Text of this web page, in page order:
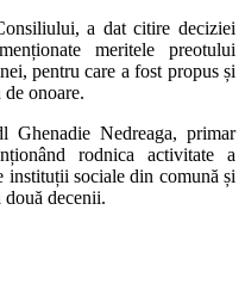
a dat citire deciziei
meritele preotului
pentru care a fost propus și
onoare.
Nedreaga, primar
rodnica activitate a
instituții sociale din comună și
decenii.